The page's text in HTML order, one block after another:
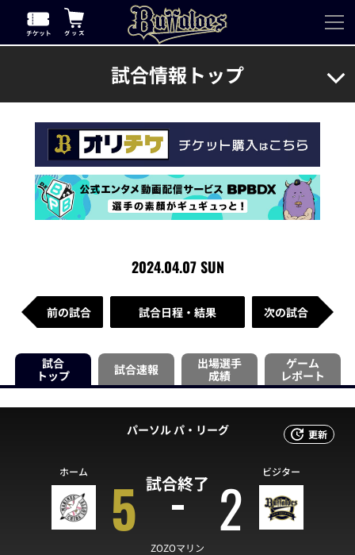
試合情報トップ
2024.04.07 SUN
前の試合 試合日程・結果 次の試合
試合
トップ
試合速報
出場選手
成績
ゲーム
レポート
更新
パーソル パ・リーグ
試合終了
ホーム 5 2 ビジター
ZOZOマリン